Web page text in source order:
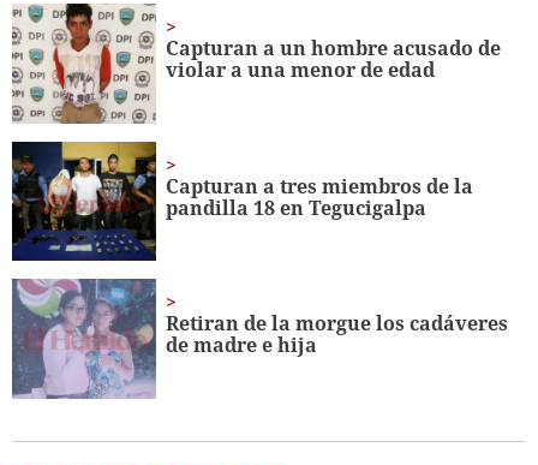
1
minute,
44
seconds
Capturan a un hombre acusado de
violar a unamenor de edad
Capturan a tres miembros de la
pandilla 18 en Tegucigalpa
Retiran de la morgue los cadáveres
de madre e hija